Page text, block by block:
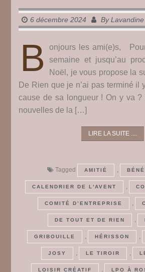
6 décembre 2024 ByLavandine
B
onjours les ami(e)s,
semaine et jusqu’au
Noël, je vous propose la
De Rien que je n’ai pas terminé il
cause de sa longueur ! On y va ?
nouvelles de la […]
LIRE LA SUITE ....
Tagged AMITIÉ ,
CALENDRIER DE L'AVENT ,
COMITÉ D’ENTREPRISE ,
DE TOUT ET DE RIEN ,
GRIBOUILLE , HÉRISSON ,
JOSY , LE TIROIR ,
LOISIR CRÉATIF , LPO À